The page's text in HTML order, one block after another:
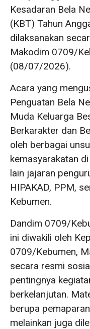
Kesadaran Bela
(KBT) Tahun
dilaksanakan
Makodim 0709/
(08/07/2026).
Acara yang
Penguatan Bela
Muda Keluarga
Berkarakter dan
oleh berbagai
kemasyarakatan
lain jajaran
HIPAKAD, PPM,
Kebumen.
Dandim 0709/
ini diwakili oleh
0709/Kebumen,
secara resmi
pentingnya
berkelanjutan.
berupa
melainkan juga